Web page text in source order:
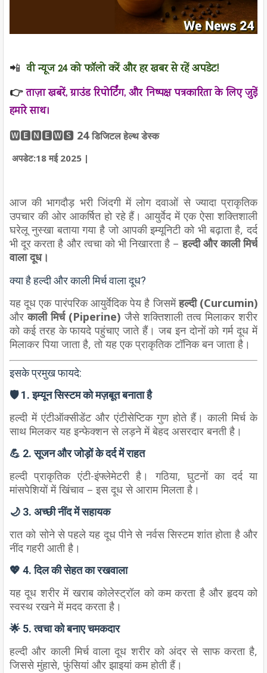
📲वी न्यूज 24 को फॉलो करें और हर खबर से रहें अपडेट!
👉 ताज़ा खबरें, ग्राउंड रिपोर्टिंग, और निष्पक्ष पत्रकारिता के लिए जुड़ें
हमारे साथ।
🆆🅴🅽🅴🆆🆂 24डिजिटल हेल्थ डेस्क
अपडेट:18 मई 2025 |
आज की भागदौड़ भरी जिंदगी में लोग दवाओं से ज्यादा प्राकृतिक
उपचार की ओर आकर्षित हो रहे हैं। आयुर्वेद में एक ऐसा शक्तिशाली
घरेलू नुस्खा बताया गया है जो आपकी इम्यूनिटी को भी बढ़ाता है, दर्द
भी दूर करता है और त्वचा को भी निखारता है –हल्दी और काली मिर्च
वाला दूध।
क्या है हल्दी और काली मिर्च वाला दूध?
यह दूध एक पारंपरिक आयुर्वेदिक पेय है जिसमेंहल्दी (Curcumin)
औरकाली मिर्च (Piperine) जैसे शक्तिशाली तत्व मिलाकर शरीर
को कई तरह के फायदे पहुंचाए जाते हैं। जब इन दोनों को गर्म दूध में
मिलाकर पिया जाता है, तो यह एक प्राकृतिक टॉनिक बन जाता है।
इसके प्रमुख फायदे:
🛡️ 1. इम्यून सिस्टम को मज़बूत बनाता है
हल्दी में एंटीऑक्सीडेंट और एंटीसेप्टिक गुण होते हैं। काली मिर्च के
साथ मिलकर यह इन्फेक्शन से लड़ने में बेहद असरदार बनती है।
💪 2. सूजन और जोड़ों के दर्द में राहत
हल्दी प्राकृतिक एंटी-इंफ्लेमेटरी है। गठिया, घुटनों का दर्द या
मांसपेशियों में खिंचाव – इस दूध से आराम मिलता है।
🌙 3. अच्छी नींद में सहायक
रात को सोने से पहले यह दूध पीने से नर्वस सिस्टम शांत होता है और
नींद गहरी आती है।
💖 4. दिल की सेहत का रखवाला
यह दूध शरीर में खराब कोलेस्ट्रॉल को कम करता है और हृदय को
स्वस्थ रखने में मदद करता है।
🌟 5. त्वचा को बनाए चमकदार
हल्दी और काली मिर्च वाला दूध शरीर को अंदर से साफ करता है,
जिससे मुंहासे, फुंसियां और झाइयां कम होती हैं।